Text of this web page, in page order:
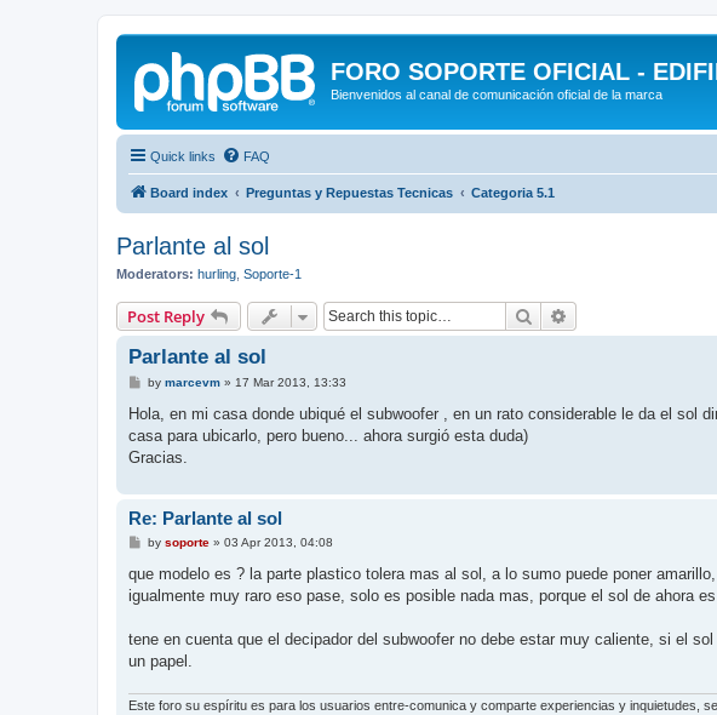
FORO SOPORTE OFICIAL -
Bienvenidos al canal de comunicación oficial de la marca
Quick links FAQ
Board index Preguntas y Repuestas Tecnicas Categoria 5.1
Parlante al sol
Moderators: hurling Soporte-1
Post Reply Search
Parlante al sol
P
s
by marcevm» 17 Mar 2013, 13:33
Hola, en mi casa donde ubiqué el subwoofer , en un rato considerable le da el sol
casa para ubicarlo, pero bueno... ahora surgió esta duda)
Gracias.
Re: Parlante al sol
P
s
by soporte» 03 Apr 2013, 04:08
que modelo es ? la parte plastico tolera mas al sol, a lo sumo puede poner
igualmente muy raro eso pase, solo es posible nada mas, porque el sol de ahora
tene en cuenta que el decipador del subwoofer no debe estar muy caliente, si el
un papel.
Este foro su espíritu es para los usuarios entre-comunica y comparte experiencias y inquietudes,